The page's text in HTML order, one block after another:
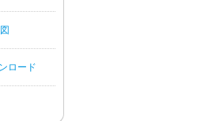
ロード